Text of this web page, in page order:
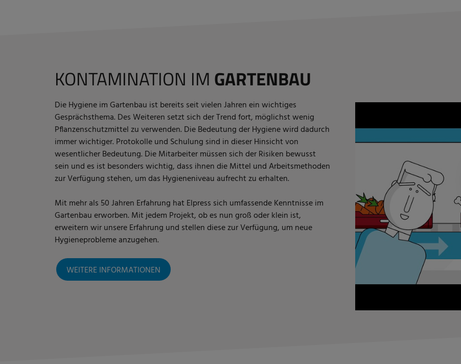
KONTAMINATION IM GARTENBAU
Die Hygiene im Gartenbau ist bereits seit vielen Jahren ein wichtiges
Gesprächsthema. Des Weiteren setzt sich der Trend fort, möglichst wenig
Pflanzenschutzmittel zu verwenden. Die Bedeutung der Hygiene wird dadurch
immer wichtiger. Protokolle und Schulung sind in dieser Hinsicht von
wesentlicher Bedeutung. Die Mitarbeiter müssen sich der Risiken bewusst
sein und es ist besonders wichtig, dass ihnen die Mittel und Arbeitsmethoden
zur Verfügung stehen, um das Hygieneniveau aufrecht zu erhalten.
Mit mehr als 50 Jahren Erfahrung hat Elpress sich umfassende Kenntnisse im
Gartenbau erworben. Mit jedem Projekt, ob es nun groß oder klein ist,
erweitern wir unsere Erfahrung und stellen diese zur Verfügung, um neue
Hygieneprobleme anzugehen.
WEITERE INFORMATIONEN